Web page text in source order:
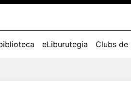
eLiburutegia Clubs de